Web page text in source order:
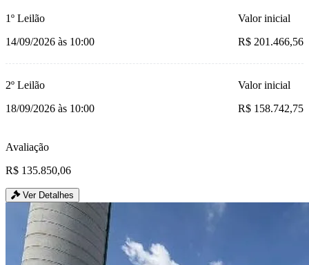
1º Leilão
14/09/2026 às 10:00
Valor inicial
R$ 201.466,56
2º Leilão
18/09/2026 às 10:00
Valor inicial
R$ 158.742,75
Avaliação
R$ 135.850,06
Ver Detalhes